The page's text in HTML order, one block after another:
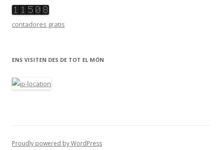
contadores gratis
ENS VISITEN DES DE TOT EL MÓN
Proudly powered by WordPress